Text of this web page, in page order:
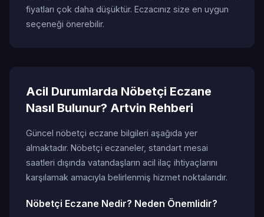
fiyatları çok daha düşüktür. Eczacınız size en uygun
seçeneği önerebilir.
Acil Durumlarda Nöbetçi Eczane
Nasıl Bulunur? Artvin Rehberi
Güncel nöbetçi eczane bilgileri aşağıda yer
almaktadır. Nöbetçi eczaneler, standart mesai
saatleri dışında vatandaşların acil ilaç ihtiyaçlarını
karşılamak amacıyla belirlenmiş hizmet noktalarıdır.
Nöbetçi Eczane Nedir? Neden Önemlidir?